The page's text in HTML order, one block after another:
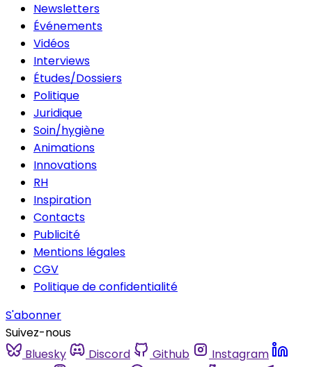
Newsletters
Événements
Vidéos
Interviews
Études/Dossiers
Politique
Juridique
Soin/hygiène
Animations
Innovations
RH
Inspiration
Contacts
Publicité
Mentions légales
CGV
Politique de confidentialité
S'abonner
Suivez-nous
Bluesky
Discord Github
Instagram